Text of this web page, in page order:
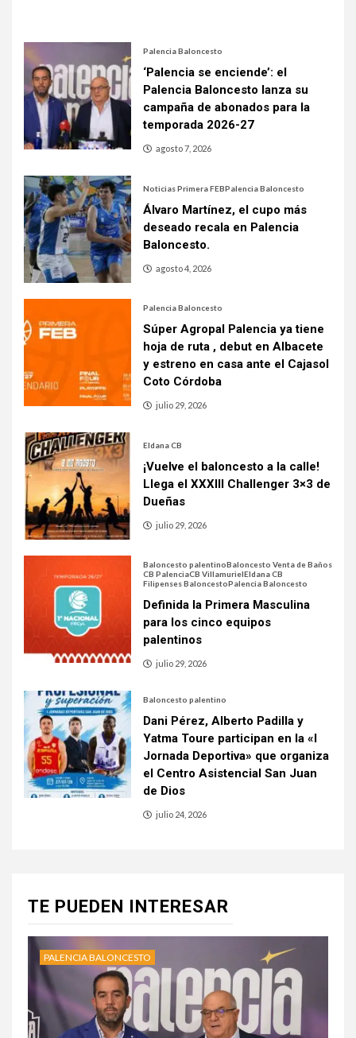
Palencia Baloncesto
‘Palencia se enciende’: el
Palencia Baloncesto lanza su
campaña de abonados para la
temporada 2026-27
agosto 7, 2026
Noticias Primera FEBPalencia Baloncesto
Álvaro Martínez, el cupo más
deseado recala en Palencia
Baloncesto.
agosto 4, 2026
Palencia Baloncesto
Súper Agropal Palencia ya tiene
hoja de ruta , debut en Albacete
y estreno en casa ante el Cajasol
Coto Córdoba
julio 29, 2026
Eldana CB
¡Vuelve el baloncesto a la calle!
Llega el XXXIII Challenger 3×3 de
Dueñas
julio 29, 2026
Baloncesto palentinoBaloncesto Venta de Baños
CB PalenciaCB VillamurielEldana CB
Filipenses BaloncestoPalencia Baloncesto
Definida la Primera Masculina
para los cinco equipos
palentinos
julio 29, 2026
Baloncesto palentino
Dani Pérez, Alberto Padilla y
Yatma Toure participan en la «I
Jornada Deportiva» que organiza
el Centro Asistencial San Juan
de Dios
julio 24, 2026
TE PUEDEN INTERESAR
PALENCIA BALONCESTO